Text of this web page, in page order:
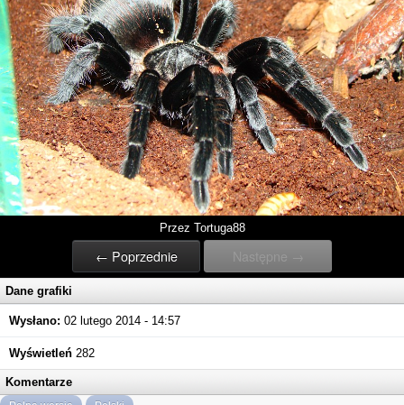
Przez Tortuga88
← Poprzednie Następne →
Dane grafiki
Wysłano: 02 lutego 2014 - 14:57
Wyświetleń 282
Komentarze